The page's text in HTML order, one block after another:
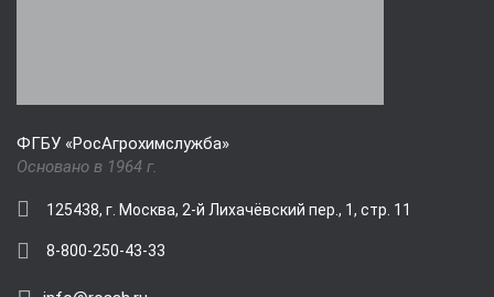
ФГБУ «РосАгрохимслужба»
Основано в 1964 г.
125438, г. Москва, 2-й Лихачёвский пер., 1, стр. 11
8-800-250-43-33